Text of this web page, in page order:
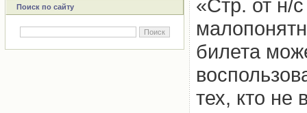
Поиск по сайту
«Стр. от н/
билета
тех, кто не